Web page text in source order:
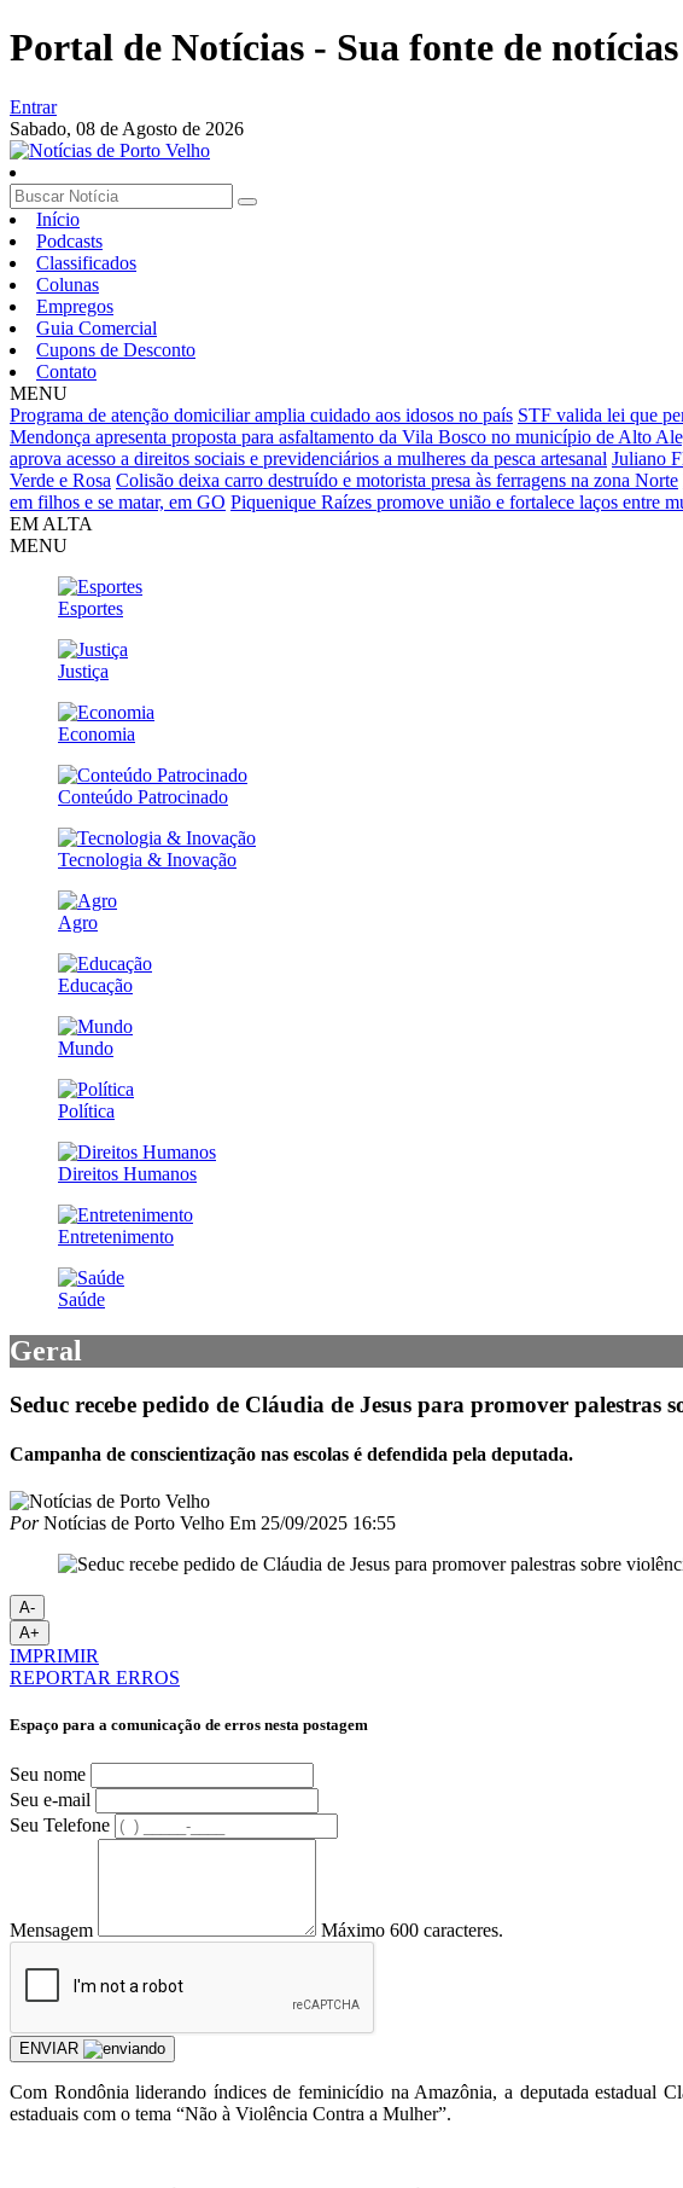
Portal de Notícias - Sua fonte de
Entrar
Sabado, 08 de Agosto de 2026
Início
Podcasts
Classificados
Colunas
Empregos
Guia Comercial
Cupons de Desconto
Contato
MENU
Programa de atenção domiciliar amplia cuidado aos idosos no país STF valida lei que
Mendonça apresenta proposta para asfaltamento da Vila Bosco no município de Alto
aprova acesso a direitos sociais e previdenciários a mulheres da pesca artesanal Juliano
Verde e Rosa Colisão deixa carro destruído e motorista presa às ferragens na zona Norte
em filhos e se matar, em GO Piquenique Raízes promove união e fortalece laços entre
EM ALTA
MENU
Esportes
Justiça
Economia
Conteúdo Patrocinado
Tecnologia & Inovação
Agro
Educação
Mundo
Política
Direitos Humanos
Entretenimento
Saúde
Geral
Seduc recebe pedido de Cláudia de Jesus para promover palestras
Campanha de conscientização nas escolas é defendida pela deputada.
PorNotícias de Porto Velho Em 25/09/2025 16:55
A-
A+
IMPRIMIR
REPORTAR ERROS
Espaço para a comunicação de erros nesta postagem
Seu nome
Seu e-mail
Seu Telefone
Mensagem Máximo 600 caracteres.
ENVIAR
Com Rondônia liderando índices de feminicídio na Amazônia, a deputada estadual
estaduais com o tema “Não à Violência Contra a Mulher”.